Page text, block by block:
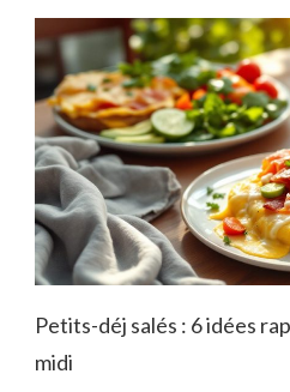
Petits-déj salés : 6 idées
midi